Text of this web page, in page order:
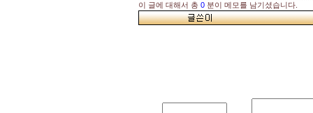
이 글에 대해서 총 0 분이 메모를 남기셨습니다.